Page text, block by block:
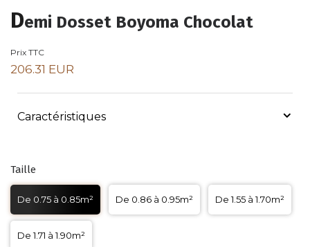
Demi Dosset Boyoma Chocolat
Prix TTC
206.31 EUR
Caractéristiques
Taille
De 0.75 à 0.85m² De 0.86 à 0.95m² De 1.55 à 1.70m²
De 1.71 à 1.90m²